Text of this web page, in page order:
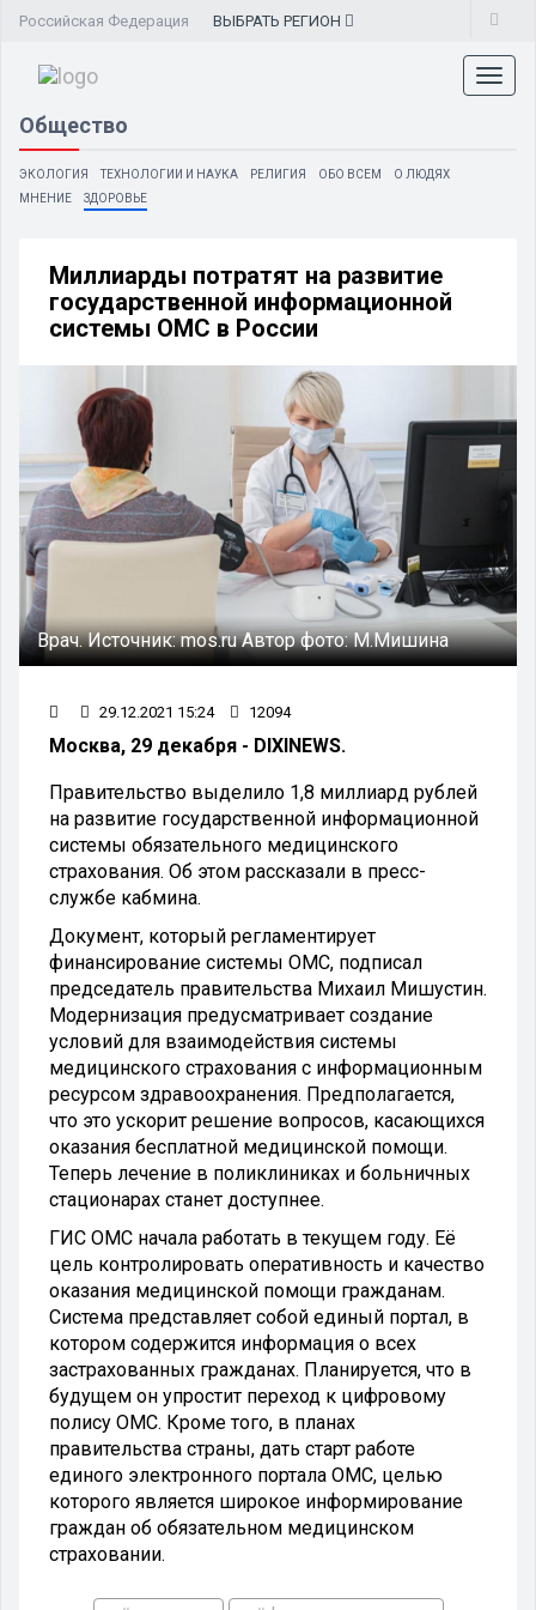
Российская Федерация ВЫБРАТЬ РЕГИОН
Общество
ЭКОЛОГИЯ ТЕХНОЛОГИИ И НАУКА РЕЛИГИЯ ОБО ВСЕМ
О ЛЮДЯХ
МНЕНИЕ
ЗДОРОВЬЕ
Миллиарды потратят на развитие
государственной информационной
системы ОМС в России
Врач.Источник:mos.ruАвтор фото:М.Мишина
29.12.2021 15:24 12094
Москва, 29 декабря - DIXINEWS.
Правительство выделило 1,8 миллиард рублей
на развитие государственной информационной
системы обязательного медицинского
страхования. Об этом рассказали в пресс-
службе кабмина.
Документ, который регламентирует
финансирование системы ОМС, подписал
председатель правительства Михаил Мишустин.
Модернизация предусматривает создание
условий для взаимодействия системы
медицинского страхования с информационным
ресурсом здравоохранения. Предполагается,
что это ускорит решение вопросов, касающихся
оказания бесплатной медицинской помощи.
Теперь лечение в поликлиниках и больничных
стационарах станет доступнее.
ГИС ОМС начала работать в текущем году. Её
цель контролировать оперативность и качество
оказания медицинской помощи гражданам.
Система представляет собой единый портал, в
котором содержится информация о всех
застрахованных гражданах. Планируется, что в
будущем он упростит переход к цифровому
полису ОМС. Кроме того, в планах
правительства страны, дать старт работе
единого электронного портала ОМС, целью
которого является широкое информирование
граждан об обязательном медицинском
страховании.